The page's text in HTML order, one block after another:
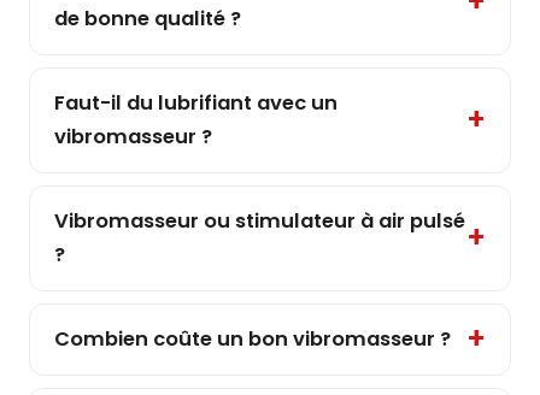
de bonne qualité ?
Faut-il du lubrifiant avec un
vibromasseur ?
Vibromasseur ou stimulateur à air pulsé
?
Combien coûte un bon vibromasseur ?